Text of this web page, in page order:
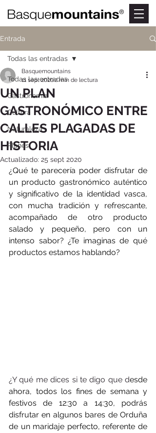
Entrada
Todas las entradas
Gastronomia
Cultura
Naturaleza
Planes
Todas las entradas
UN PLAN
GASTRONÓMICO ENTRE
CALLES PLAGADAS DE
HISTORIA
Basquemountains
11 sept 20202 min de lectura
Actualizado: 25 sept 2020
¿Qué te parecería poder disfrutar de
un producto gastronómico auténtico
y significativo de la identidad vasca,
con mucha tradición y refrescante,
acompañado de otro producto
salado y pequeño, pero con un
intenso sabor? ¿Te imaginas de qué
productos estamos hablando?
¿Y qué me dices si te digo que desde
ahora, todos los fines de semana y
festivos de 12:30 a 14:30, podrás
disfrutar en algunos bares de Orduña
de un maridaje perfecto, referente de